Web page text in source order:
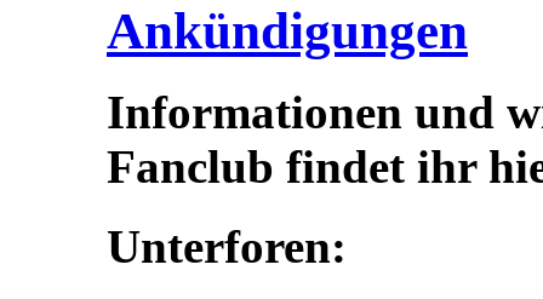
Ankündigungen
Informationen und
Fanclub findet ihr
Unterforen: